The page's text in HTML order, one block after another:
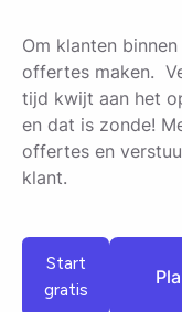
Om klanten
offertes maken.
tijd kwijt aan het
en dat is zonde!
offertes en
klant.
Start
gratis